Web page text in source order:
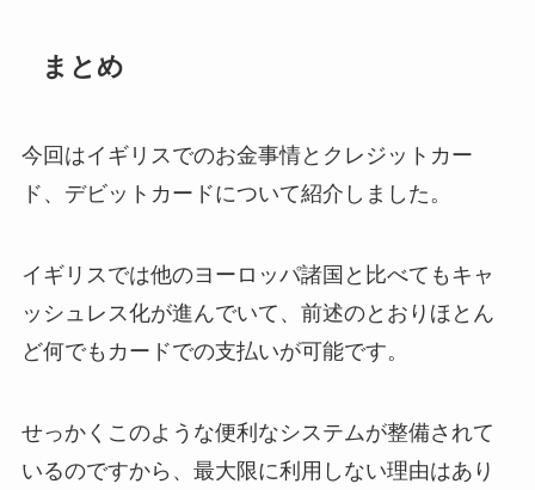
まとめ
今回はイギリスでのお金事情とクレジットカー
ド、デビットカードについて紹介しました。
イギリスでは他のヨーロッパ諸国と比べてもキャ
ッシュレス化が進んでいて、前述のとおりほとん
ど何でもカードでの支払いが可能です。
せっかくこのような便利なシステムが整備されて
いるのですから、最大限に利用しない理由はあり